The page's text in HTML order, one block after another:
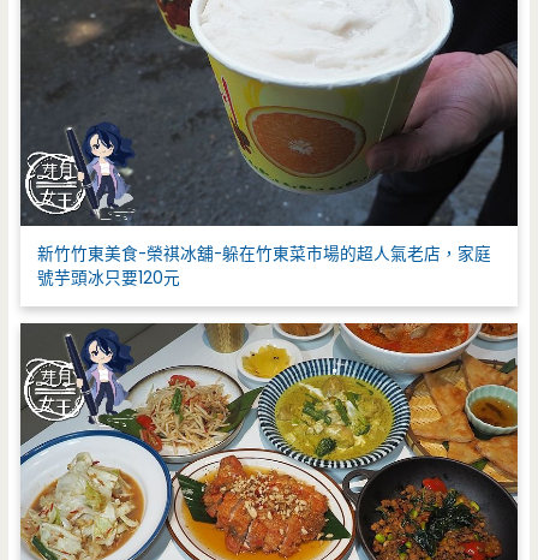
新竹竹東美食-榮祺冰舖-躲在竹東菜市場的超人氣老店，家庭
號芋頭冰只要120元